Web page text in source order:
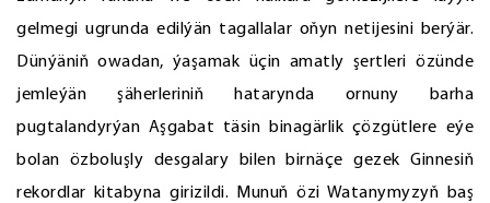
gelmegi ugrunda edilýän tagallalar oňyn netijesini berýär.
Dünýäniň owadan, ýaşamak üçin amatly şertleri özünde
jemleýän şäherleriniň hatarynda ornuny barha
pugtalandyrýan Aşgabat täsin binagärlik çözgütlere eýe
bolan özboluşly desgalary bilen birnäçe gezek Ginnesiň
rekordlar kitabyna girizildi. Munuň özi Watanymyzyň baş